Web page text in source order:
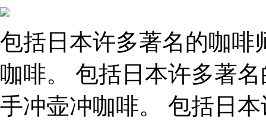
包括日本许多著名的咖啡
咖啡。 包括日本许多著
手冲壶冲咖啡。 包括日